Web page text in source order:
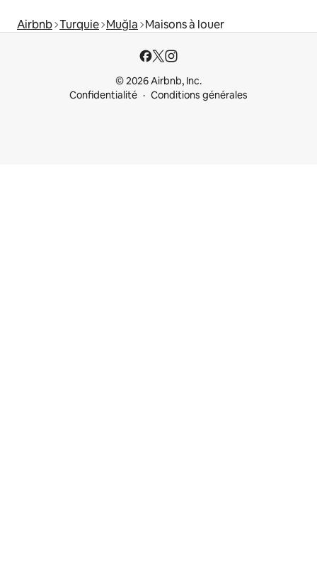
Airbnb Turquie Muğla Maisons à louer
© 2026 Airbnb, Inc.
Confidentialité
Conditions générales